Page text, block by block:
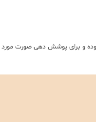
و برای پوشش دهی صورت